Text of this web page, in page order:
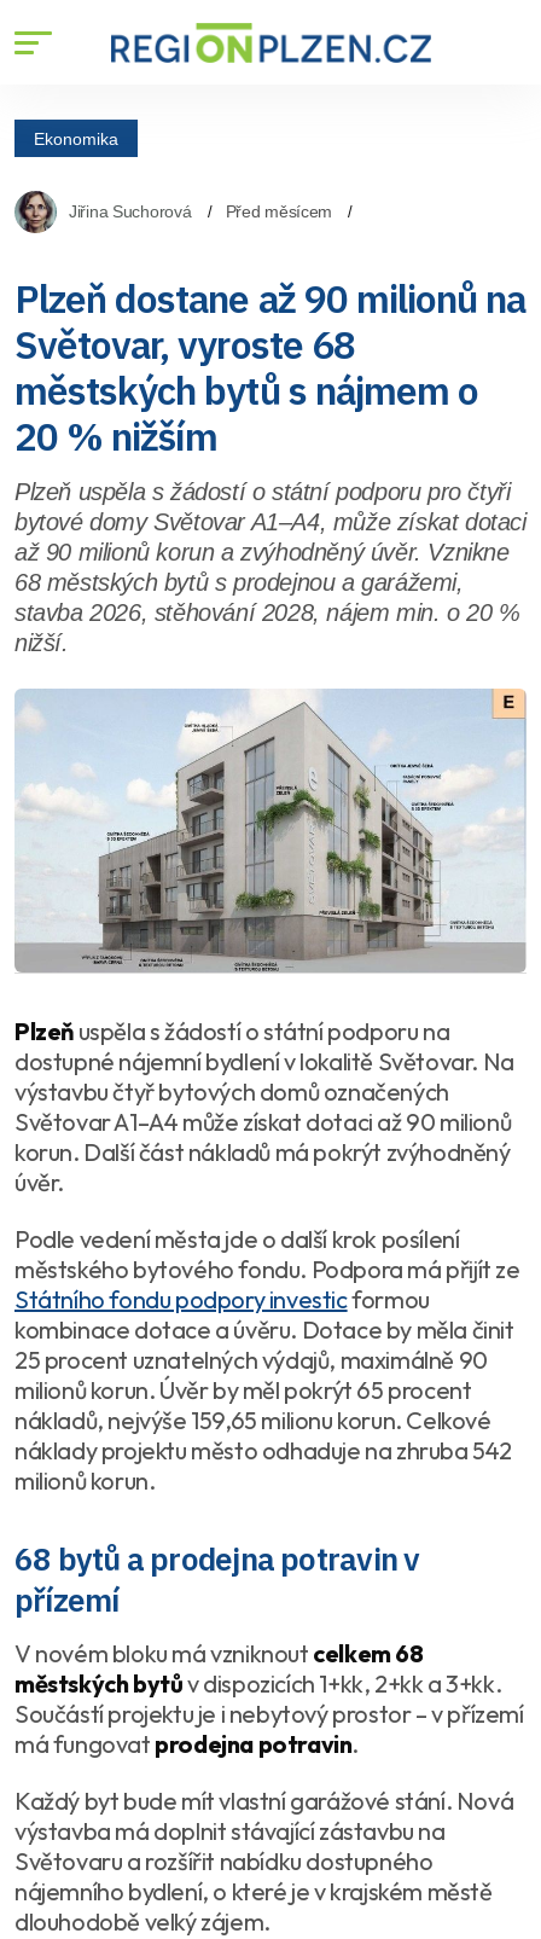
Ekonomika
Jiřina Suchorová Před měsícem
Plzeň dostane až 90 milionů na
Světovar, vyroste 68
městských bytů s nájmem o
20 % nižším
Plzeň uspěla s žádostí o státní podporu pro čtyři
bytové domy Světovar A1–A4, může získat dotaci
až 90 milionů korun a zvýhodněný úvěr. Vznikne
68 městských bytů s prodejnou a garážemi,
stavba 2026, stěhování 2028, nájem min. o 20 %
nižší.
Plzeň uspěla s žádostí o státní podporu na
dostupné nájemní bydlení v lokalitě Světovar. Na
výstavbu čtyř bytových domů označených
Světovar A1–A4 může získat dotaci až 90 milionů
korun. Další část nákladů má pokrýt zvýhodněný
úvěr.
Podle vedení města jde o další krok posílení
městského bytového fondu. Podpora má přijít ze
Státního fondu podpory investicformou
kombinace dotace a úvěru. Dotace by měla činit
25 procent uznatelných výdajů, maximálně 90
milionů korun. Úvěr by měl pokrýt 65 procent
nákladů, nejvýše 159,65 milionu korun. Celkové
náklady projektu město odhaduje na zhruba 542
milionů korun.
68 bytů a prodejna potravin v
přízemí
V novém bloku má vzniknout celkem 68
městských bytův dispozicích 1+kk, 2+kk a 3+kk.
Součástí projektu je i nebytový prostor – v přízemí
má fungovat prodejna potravin.
Každý byt bude mít vlastní garážové stání. Nová
výstavba má doplnit stávající zástavbu na
Světovaru a rozšířit nabídku dostupného
nájemního bydlení, o které je v krajském městě
dlouhodobě velký zájem.